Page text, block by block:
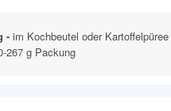
- im Kochbeutel oder
267 g Packung